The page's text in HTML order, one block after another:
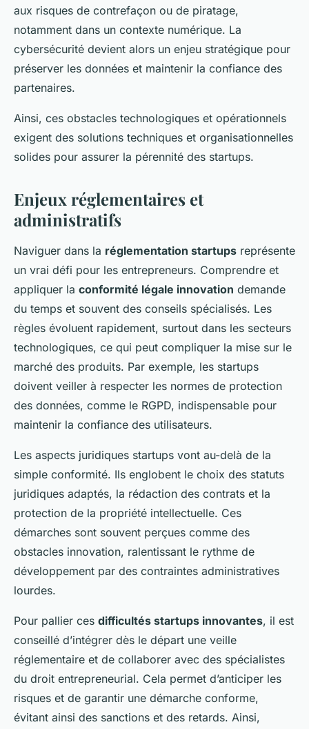
aux risques de contrefaçon ou de piratage,
notamment dans un contexte numérique. La
cybersécurité devient alors un enjeu stratégique pour
préserver les données et maintenir la confiance des
partenaires.
Ainsi, ces obstacles technologiques et opérationnels
exigent des solutions techniques et organisationnelles
solides pour assurer la pérennité des startups.
Enjeux réglementaires et
administratifs
Naviguer dans la réglementation startups représente
un vrai défi pour les entrepreneurs. Comprendre et
appliquer la conformité légale innovation demande
du temps et souvent des conseils spécialisés. Les
règles évoluent rapidement, surtout dans les secteurs
technologiques, ce qui peut compliquer la mise sur le
marché des produits. Par exemple, les startups
doivent veiller à respecter les normes de protection
des données, comme le RGPD, indispensable pour
maintenir la confiance des utilisateurs.
Les aspects juridiques startups vont au-delà de la
simple conformité. Ils englobent le choix des statuts
juridiques adaptés, la rédaction des contrats et la
protection de la propriété intellectuelle. Ces
démarches sont souvent perçues comme des
obstacles innovation, ralentissant le rythme de
développement par des contraintes administratives
lourdes.
Pour pallier ces difficultés startups innovantes, il est
conseillé d’intégrer dès le départ une veille
réglementaire et de collaborer avec des spécialistes
du droit entrepreneurial. Cela permet d’anticiper les
risques et de garantir une démarche conforme,
évitant ainsi des sanctions et des retards. Ainsi,